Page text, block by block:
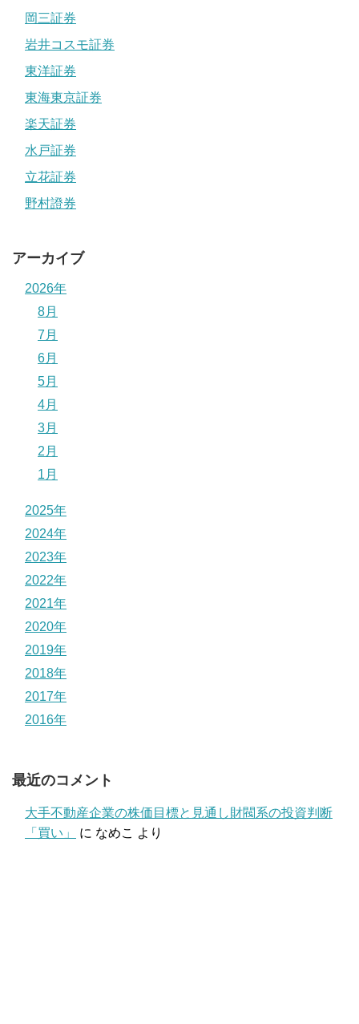
岡三証券
岩井コスモ証券
東洋証券
東海東京証券
楽天証券
水戸証券
立花証券
野村證券
アーカイブ
2026年
8月
7月
6月
5月
4月
3月
2月
1月
2025年
2024年
2023年
2022年
2021年
2020年
2019年
2018年
2017年
2016年
最近のコメント
大手不動産企業の株価目標と見通し財閥系の投資判断
「買い」
に なめこ より